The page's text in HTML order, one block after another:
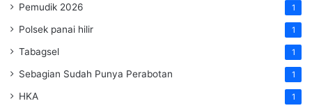
Pemudik 2026 1
Polsek panai hilir 1
Tabagsel 1
Sebagian Sudah Punya Perabotan 1
HKA 1